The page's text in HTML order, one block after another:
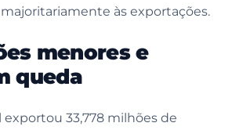
às exportações.
menores e
queda
exportou 33,778 milhões de